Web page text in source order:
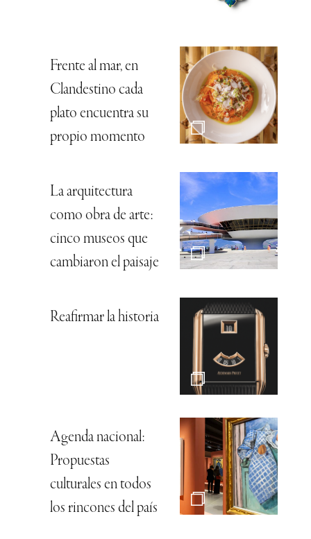
Frente al mar, en
Clandestino cada
plato encuentra su
propio momento
La arquitectura
como obra de arte:
cinco museos que
cambiaron el paisaje
Reafirmar la historia
Agenda nacional:
Propuestas
culturales en todos
los rincones del país